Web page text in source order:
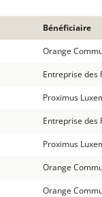
Bénéficiaire
Orange
Entreprise des
Proximus
Entreprise des
Proximus
Orange
Orange